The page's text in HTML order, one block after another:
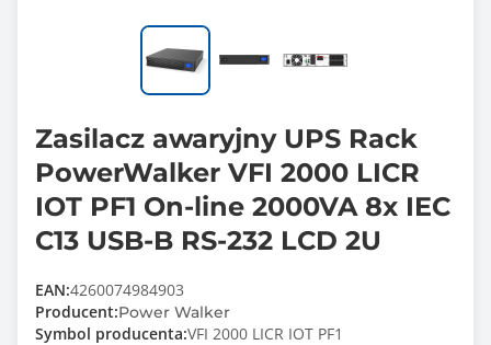
Zasilacz awaryjny UPS Rack
PowerWalker VFI 2000 LICR
IOT PF1 On-line 2000VA 8x IEC
C13 USB-B RS-232 LCD 2U
EAN:4260074984903
Producent:Power Walker
Symbol producenta:VFI 2000 LICR IOT PF1